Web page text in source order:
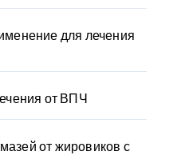
для лечения
от ВПЧ
от жировиков с